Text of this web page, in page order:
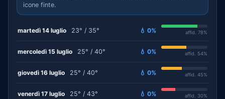
icone finte.
martedì 14 luglio 23° / 35° 💧 0% affid. 78%
mercoledì 15 luglio 25° / 40° 💧 0% affid. 54%
giovedì 16 luglio 25° / 40° 💧 0% affid. 45%
venerdì 17 luglio 25° / 43° 💧 0% affid. 30%